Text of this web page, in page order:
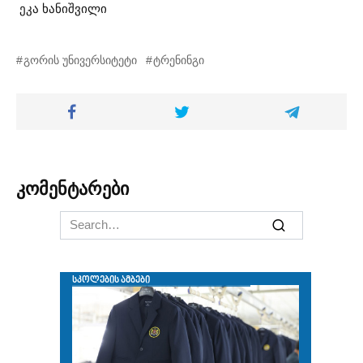
ეკა ხანიშვილი
გორის უნივერსიტეტი ტრენინგი
კომენტარები
Search
for: